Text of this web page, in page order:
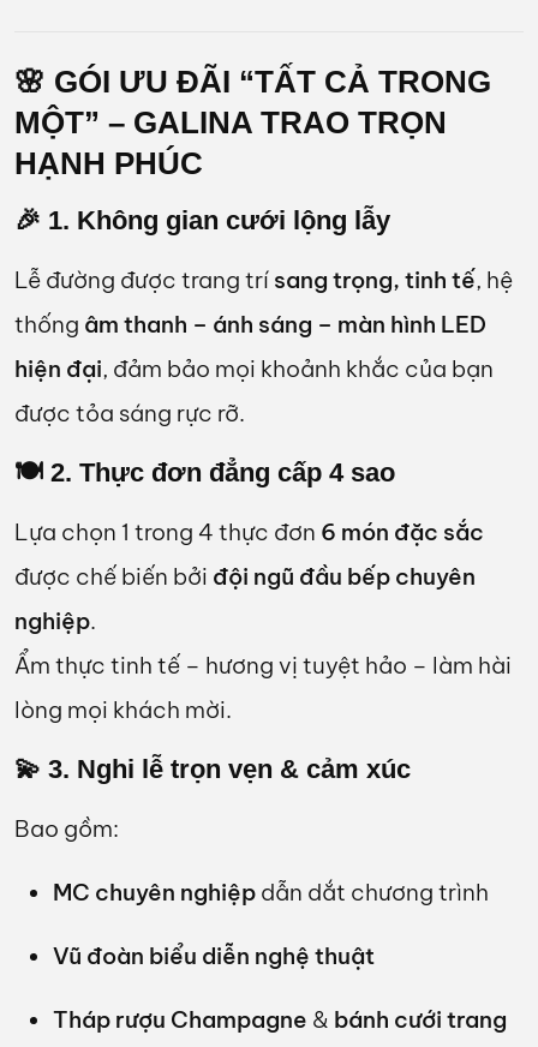
🌸 GÓI ƯU ĐÃI “TẤT CẢ TRONG
MỘT” – GALINA TRAO TRỌN
HẠNH PHÚC
🎉 1. Không gian cưới lộng lẫy
Lễ đường được trang trí sang trọng, tinh tế, hệ
thống âm thanh – ánh sáng – màn hình LED
hiện đại, đảm bảo mọi khoảnh khắc của bạn
được tỏa sáng rực rỡ.
🍽️ 2. Thực đơn đẳng cấp 4 sao
Lựa chọn 1 trong 4 thực đơn 6 món đặc sắc
được chế biến bởi đội ngũ đầu bếp chuyên
nghiệp.
Ẩm thực tinh tế – hương vị tuyệt hảo – làm hài
lòng mọi khách mời.
💫 3. Nghi lễ trọn vẹn & cảm xúc
Bao gồm:
MC chuyên nghiệp dẫn dắt chương trình
Vũ đoàn biểu diễn nghệ thuật
Tháp rượu Champagne & bánh cưới trang